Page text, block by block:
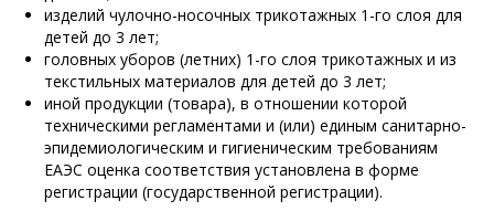
изделий чулочно-носочных трикотажных 1-го слоя для
детей до 3 лет;
головных уборов (летних) 1-го слоя трикотажных и из
текстильных материалов для детей до 3 лет;
иной продукции (товара), в отношении которой
техническими регламентами и (или) единым санитарно-
эпидемиологическим и гигиеническим требованиям
ЕАЭС оценка соответствия установлена в форме
регистрации (государственной регистрации).